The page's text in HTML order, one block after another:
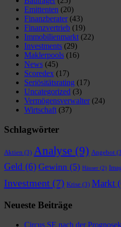
Emittenten (20)
Finanzberater(43)
Finanzvertrieb (19)
Immobilienmarkt (22)
Investments (29)
Maklerpools (16)
News (45)
Scoredex (17)
Seriösitätsrating (17)
Uncategorized (3)
Vermögensverwalter(24)
Wirtschaft (37)
Schlagwörter
Aktien (3) Analyse (9) Angebot
Geld (6) Gewinn (5) Häuser (2)
Investment (7) Krise (3) Markt
Neueste Beiträge
Circus SE nach der